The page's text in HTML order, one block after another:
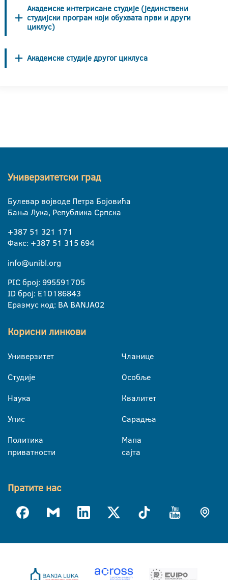
Академске интегрисане студије (јединствени
студијски програм који обухвата први и други
циклус)
Академске студије другог циклуса
Универзитетски град
Булевар војводе Петра Бојовића
Бања Лука, Република Српска
+387 51 321 171
Факс: +387 51 315 694
info@unibl.org
PIC број: 995591705
ID број: E10186843
Еразмус код: BA BANJA02
Корисни линкови
Универзитет
Студије
Наука
Упис
Политика
приватности
Чланице
Особље
Квалитет
Сарадња
Мапа
сајта
Пратите нас